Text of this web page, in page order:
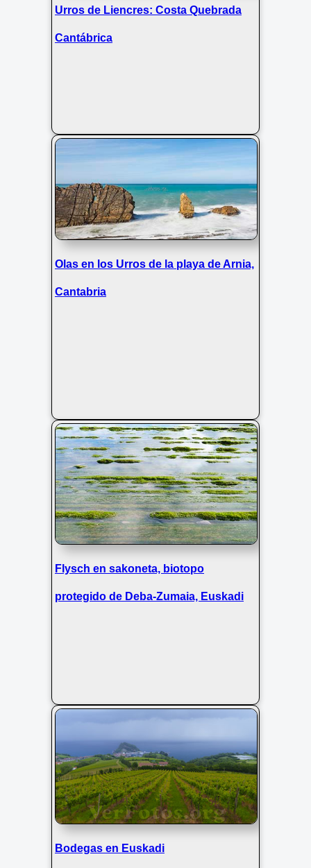
Urros de Liencres: Costa Quebrada
Cantábrica
Olas en los Urros de la playa de Arnia,
Cantabria
Flysch en sakoneta, biotopo
protegido de Deba-Zumaia, Euskadi
Bodegas en Euskadi